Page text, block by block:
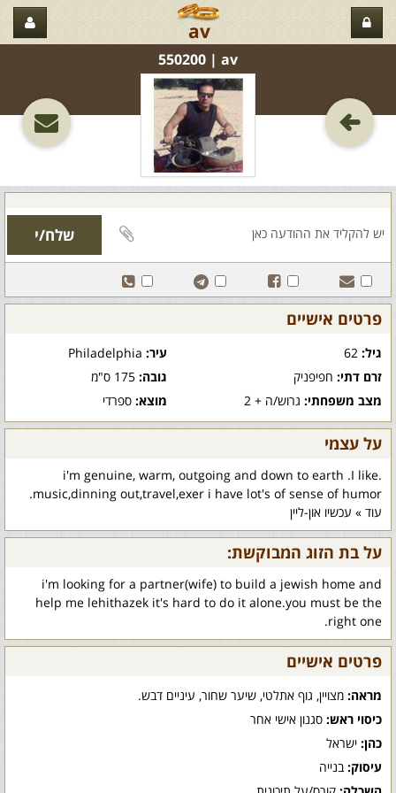
av
av‏ | 550200
פרטים אישיים
גיל: עיר:Philadelphia
זרם דתי: חפיפניק גובה:175 ס"מ
מצב משפחתי: גרוש/ה + 2 מוצא:ספרדי
על עצמי
.i'm genuine, warm, outgoing and down to earth .I like
music,dinning out,travel,exer i have lot's of sense of humor.
עוד » עכשיו און-ליין
על בת הזוג המבוקשת:
i'm looking for a partner(wife) to build a jewish home and
help me lehithazek it's hard to do it alone.you must be the
right one.
פרטים אישיים
מראה: מצויין, גוף אתלטי, שיער שחור, עיניים דבש.
כיסוי ראש: סגנון אישי אחר
כהן: ישראל
עיסוק: בנייה